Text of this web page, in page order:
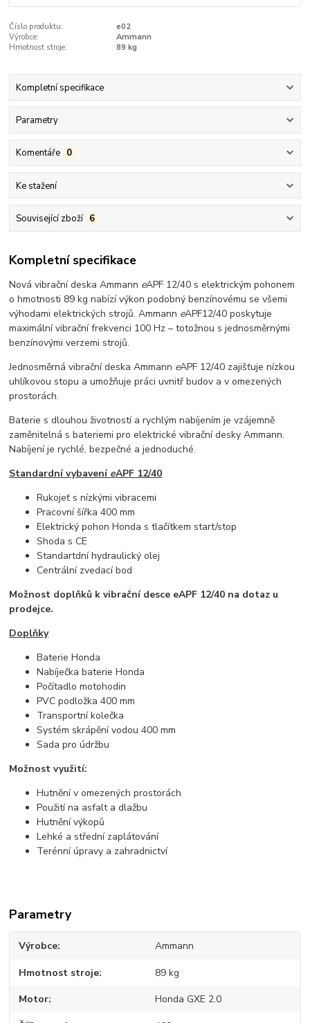
Číslo produktu:
e02
Výrobce:
Ammann
Hmotnost stroje:
89 kg
Kompletní specifikace
Parametry
Komentáře 0
Ke stažení
Související zboží 6
Kompletní specifikace
Nová vibrační deska Ammann eAPF 12/40 s elektrickým pohonem
o hmotnosti 89 kg nabízí výkon podobný benzínovému se všemi
výhodami elektrických strojů. Ammann eAPF12/40 poskytuje
maximální vibrační frekvenci 100 Hz – totožnou s jednosměrnými
benzínovými verzemi strojů.
Jednosměrná vibrační deska Ammann eAPF 12/40 zajišťuje nízkou
uhlíkovou stopu a umožňuje práci uvnitř budov a v omezených
prostorách.
Baterie s dlouhou životností a rychlým nabíjením je vzájemně
zaměnitelná s bateriemi pro elektrické vibrační desky Ammann.
Nabíjení je rychlé, bezpečné a jednoduché.
Standardní vybavení eAPF 12/40
Rukojeť s nízkými vibracemi
Pracovní šířka 400 mm
Elektrický pohon Honda s tlačítkem start/stop
Shoda s CE
Standartdní hydraulický olej
Centrální zvedací bod
Možnost doplňků k vibrační desce eAPF 12/40 na dotaz u
prodejce.
Doplňky
Baterie Honda
Nabíječka baterie Honda
Počítadlo motohodin
PVC podložka 400 mm
Transportní kolečka
Systém skrápění vodou 400 mm
Sada pro údržbu
Možnost využití:
Hutnění v omezených prostorách
Použití na asfalt a dlažbu
Hutnění výkopů
Lehké a střední zaplátování
Terénní úpravy a zahradnictví
Parametry
Výrobce Ammann
Hmotnost stroje 89 kg
Motor Honda GXE 2.0